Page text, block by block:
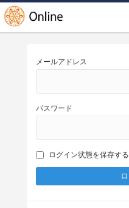
メールアドレス
パスワード
ログイン状態を保存する